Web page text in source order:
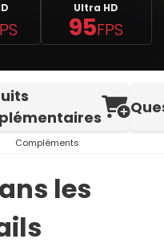
Ultra HD
95FPS
Compléments
les